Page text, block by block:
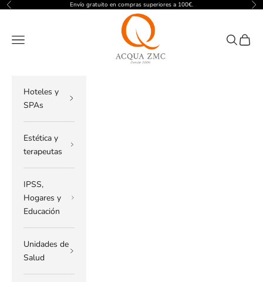
Ir al contenido
Anterior Envío gratuito en compras superiores a 100€.
ACQUA ZMC
Menú
Buscar
Cesta
Hoteles y
SPAs
Estética y
terapeutas
IPSS,
Hogares y
Educación
Unidades de
Salud